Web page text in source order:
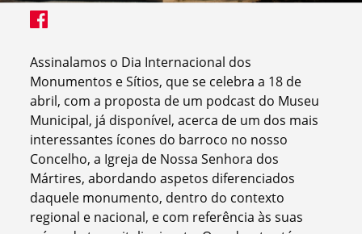
Assinalamos o Dia Internacional dos
Monumentos e Sítios, que se celebra a 18 de
abril, com a proposta de um podcast do Museu
Municipal, já disponível, acerca de um dos mais
interessantes ícones do barroco no nosso
Concelho, a Igreja de Nossa Senhora dos
Mártires, abordando aspetos diferenciados
daquele monumento, dentro do contexto
regional e nacional, e com referência às suas